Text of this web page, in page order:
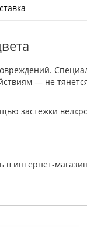
— не
застежки
в интернет-